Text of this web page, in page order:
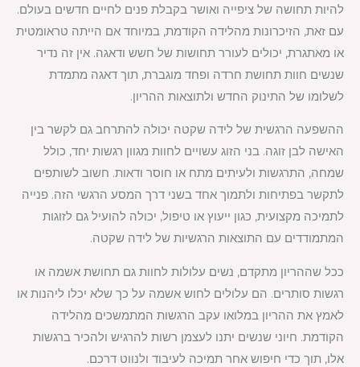
להיות תחושה של ציפייה ואושר בקבלת פנים לחיים חדשים בעולם.
עם זאת, הזיכרונות מהלידה הקודמת, במיוחד אם הייתה טראומטית
או מאתגרת, יכולים לעורר תחושות של חשש ודאגה. אין זה נדיר
שנשים חוות תחושת חרדה ופחד מוגברת, תוך דאגה מתמדת
לשלומו של התינוק החדש ולתוצאות ההריון.
ההשפעה הרגשית של לידה שקטה יכולה להתרחב גם לקשר בין
האישה לבן זוגה. בני הזוג עשויים לחוות מגוון רגשות יחד, כולל
שמחה, התרגשות ולעיתים מתח או חוסר ודאות. חשוב לשותפים
לתקשר בפתיחות ולתמוך אחד בשני דרך המסע הרגשי הזה. פנייה
לתמיכה מקצועית, כגון ייעוץ או טיפול, יכולה להועיל גם לזוגות
המתמודדים עם התוצאות הרגשיות של לידה שקטה.
ככל שההריון מתקדם, נשים עלולות לחוות גם תחושת אשמה או
רגשות סותרים. הם עלולים לחוש אשמה על כך שלא יכלו ליהנות או
לאמץ את ההריון במלואו עקב הרגשות המתמשכים מהלידה
הקודמת. חיוני שנשים יתנו לעצמן רשות להרגיש ולהכיר ברגשות
אלו, תוך כדי חיפוש אחר תמיכה לעיבוד ולנווט דרכם.